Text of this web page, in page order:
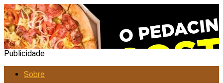
Publicidade
Sobre